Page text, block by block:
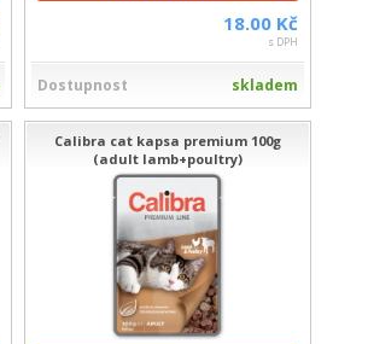
18.00 Kč
s DPH
Dostupnost skladem
Calibra cat kapsa premium 100g
(adult lamb+poultry)